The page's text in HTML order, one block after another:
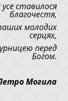
ставилося
благочестя,
молодих
серцях,
перед
Богом.
Могила